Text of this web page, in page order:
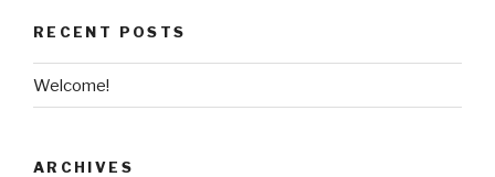
RECENT POSTS
Welcome!
ARCHIVES